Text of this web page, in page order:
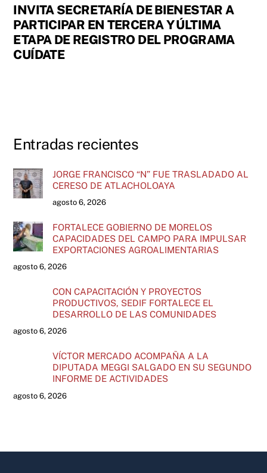
INVITA SECRETARÍA DE BIENESTAR A
PARTICIPAR EN TERCERA Y ÚLTIMA
ETAPA DE REGISTRO DEL PROGRAMA
CUÍDATE
Entradas recientes
JORGE FRANCISCO “N” FUE TRASLADADO AL
CERESO DE ATLACHOLOAYA
agosto 6, 2026
FORTALECE GOBIERNO DE MORELOS
CAPACIDADES DEL CAMPO PARA IMPULSAR
EXPORTACIONES AGROALIMENTARIAS
agosto 6, 2026
CON CAPACITACIÓN Y PROYECTOS
PRODUCTIVOS, SEDIF FORTALECE EL
DESARROLLO DE LAS COMUNIDADES
agosto 6, 2026
VÍCTOR MERCADO ACOMPAÑA A LA
DIPUTADA MEGGI SALGADO EN SU SEGUNDO
INFORME DE ACTIVIDADES
agosto 6, 2026